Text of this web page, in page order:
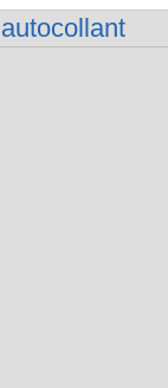
autocollant